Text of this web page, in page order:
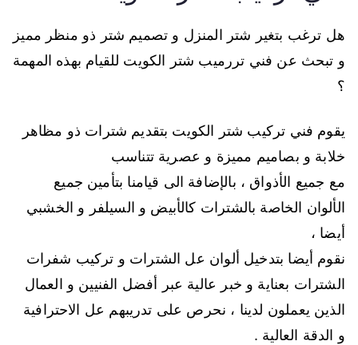
هل ترغب بتغير شتر المنزل و تصميم شتر ذو منظر مميز
و تبحث عن فني تررميب شتر الكويت للقيام بهذه المهمة
؟
يقوم فني تركيب شتر الكويت بتقديم شترات ذو مظاهر
خلابة و بصاميم مميزة و عصرية تتناسب
مع جميع الأذواق ، بالإضافة الى قيامنا بتأمين جميع
الألوان الخاصة بالشترات كالأبيض و السيلفر و الخشبي
أيضا ،
نقوم أيضا بتدخيل ألوان عل الشترات و تركيب شفرات
الشترات بعناية و خبر عالية عبر أفضل الفنيين و العمال
الذين يعملون لدينا ، نحرص على تدريبهم عل الاحترافية
و الدقة العالية .